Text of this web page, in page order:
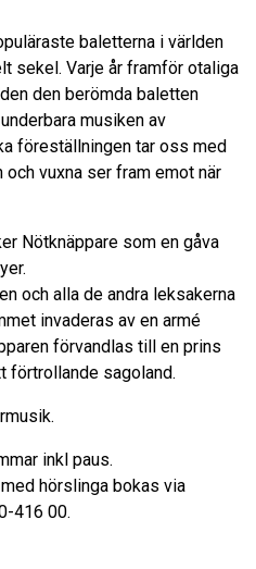
baletterna i världen
sekel. Varje år framför otaliga
den berömda baletten
musiken av
föreställningen tar oss med
vuxna ser fram emot när
Nötknäppare som en gåva
och alla de andra leksakerna
invaderas av en armé
förvandlas till en prins
förtrollande sagoland.
inkl paus.
hörslinga bokas via
416 00.